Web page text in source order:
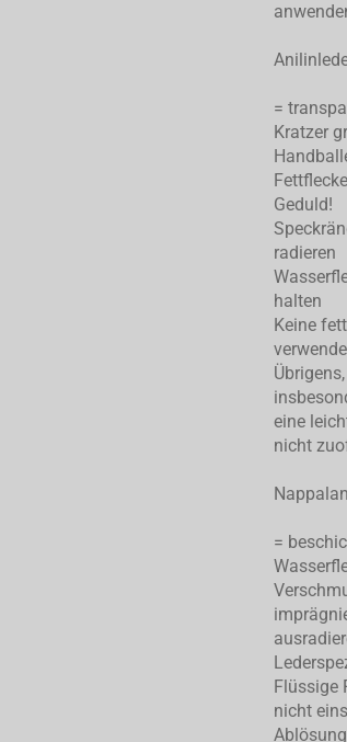
=
Kratzer
Geduld!
radieren
halten
Keine
eine
nicht
Nappalan
=
Flüssige
nicht